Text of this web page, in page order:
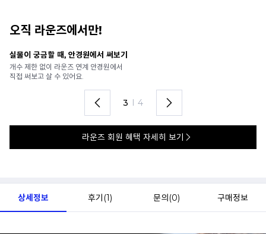
오직 라운즈에서만!
안경 렌즈 맞춤까지 한 번에
가까운 안경원으로 배송받아
렌즈 맞춤부터 피팅까지 편하게!
4 I 4
라운즈 회원 혜택 자세히 보기
상세정보 후기(1) 문의(0) 구매정보